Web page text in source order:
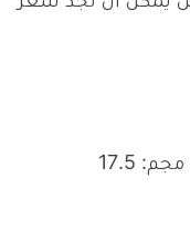
كبسولات يوريكنترول اس ار 4 مجم: 17.5